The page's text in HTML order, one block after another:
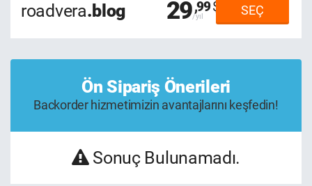
roadvera.blog 29,99 SEÇ
Ön Sipariş Önerileri
Backorder hizmetimizin avantajlarını keşfedin!
Sonuç Bulunamadı.